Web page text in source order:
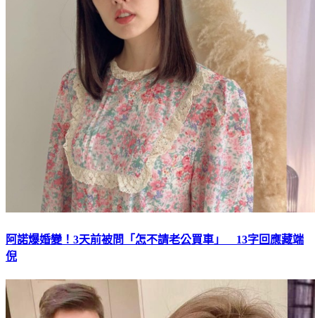
阿諾爆婚變！3天前被問「怎不請老公買車」 13字回應藏端
倪